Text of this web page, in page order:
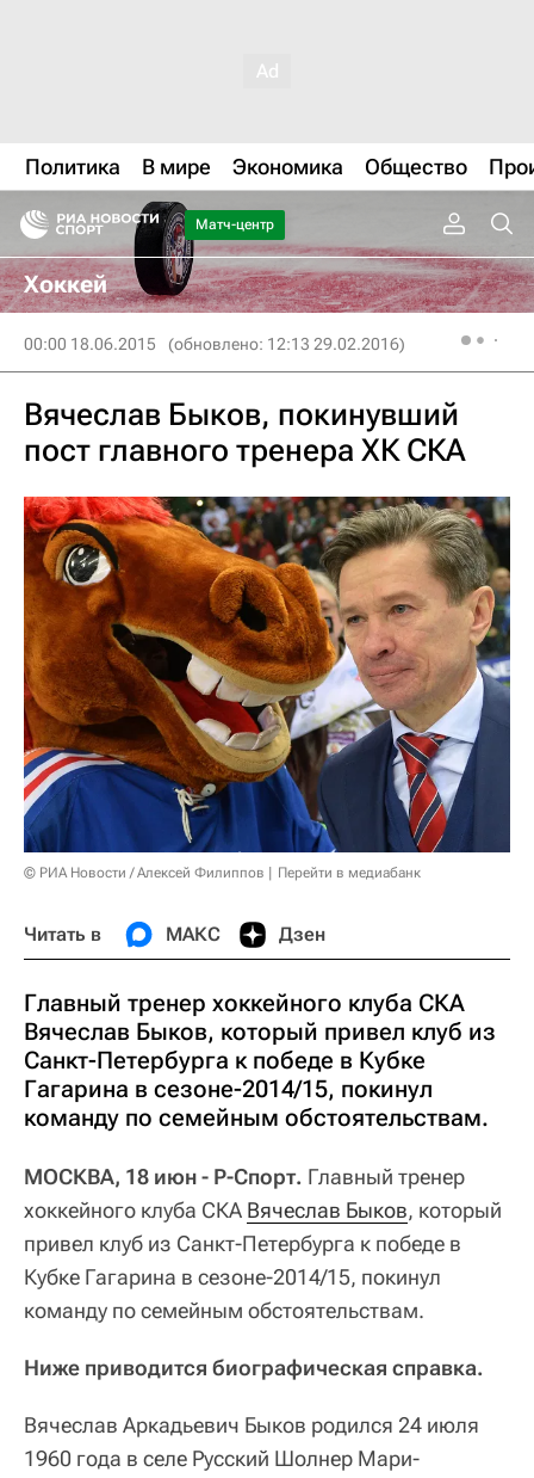
Политика В мире Экономика Общество
Матч-центр
Хоккей
00:00 18.06.2015 (обновлено: 12:13 29.02.2016)
Вячеслав Быков, покинувший
пост главного тренера ХК СКА
© РИА Новости / Алексей Филиппов Перейти в медиабанк
Читать в МАКС Дзен
Главный тренер хоккейного клуба СКА
Вячеслав Быков, который привел клуб из
Санкт-Петербурга к победе в Кубке
Гагарина в сезоне-2014/15, покинул
команду по семейным обстоятельствам.
МОСКВА, 18 июн - Р-Спорт. Главный тренер
хоккейного клуба СКА Вячеслав Быков, который
привел клуб из Санкт-Петербурга к победе в
Кубке Гагарина в сезоне-2014/15, покинул
команду по семейным обстоятельствам.
Ниже приводится биографическая справка.
Вячеслав Аркадьевич Быков родился 24 июля
1960 года в селе Русский Шолнер Мари-